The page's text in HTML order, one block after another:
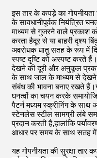
इस तार के कपड़े का गोपनीयता
के सावधानीपूर्वक नियंत्रित
माध्यम से गुजरने वाले प्रकाश
करता हैदूर से या बाहरी दृश्य
अवरोधक धातु सतह के रूप में
स्पष्ट दृष्टि को अस्पष्ट करते
देखने की दूरी और अनुकूल
के साथ जाल के माध्यम से देखने
संबंध की भावना बनाए रखते
घनत्वों का चयन करके
पैटर्न मध्यम स्क्रीनिंग के साथ
स्टेनलेस स्टील सामग्री लंबे
प्रदान करती है,हालांकि
आधार पर समय के साथ सतह में
यह गोपनीयता की सुरक्षा तार